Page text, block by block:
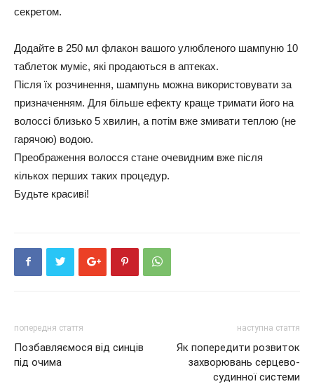
секретом.
Додайте в 250 мл флакон вашого улюбленого шампуню 10
таблеток муміє, які продаються в аптеках.
Після їх розчинення, шампунь можна використовувати за
призначенням. Для більше ефекту краще тримати його на
волоссі близько 5 хвилин, а потім вже змивати теплою (не
гарячою) водою.
Преображення волосся стане очевидним вже після
кількох перших таких процедур.
Будьте красиві!
попередня стаття
Позбавляємося від синців
під очима
наступна стаття
Як попередити розвиток
захворювань серцево-
судинної системи